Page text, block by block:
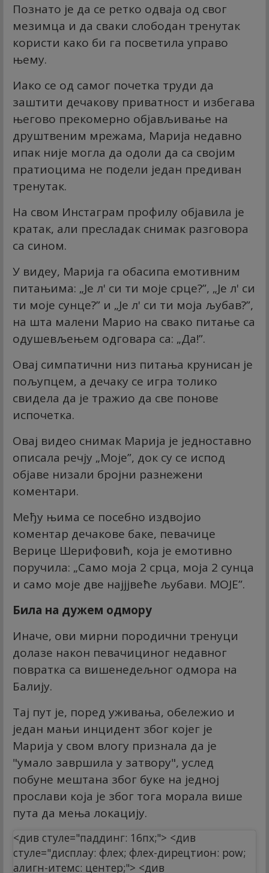
Познато је да се ретко одваја од свог
мезимца и да сваки слободан тренутак
користи како би га посветила управо
њему.
Иако се од самог почетка труди да
заштити дечакову приватност и избегава
његово прекомерно објављивање на
друштвеним мрежама, Марија недавно
ипак није могла да одоли да са својим
пратиоцима не подели један предиван
тренутак.
На свом Инстаграм профилу објавила је
кратак, али пресладак снимак разговора
са сином.
У видеу, Марија га обасипа емотивним
питањима: „Је л' си ти моје срце?”, „Је л' си
ти моје сунце?” и „Је л' си ти моја љубав?”,
на шта малени Марио на свако питање са
одушевљењем одговара са: „Да!”.
Овај симпатични низ питања крунисан је
пољупцем, а дечаку се игра толико
свидела да је тражио да све понове
испочетка.
Овај видео снимак Марија је једноставно
описала речју „Моје”, док су се испод
објаве низали бројни разнежени
коментари.
Међу њима се посебно издвојио
коментар дечакове баке, певачице
Верице Шерифовић, која је емотивно
поручила: „Само моја 2 срца, моја 2 сунца
и само моје две најјјвеће љубави. МОЈЕ”.
Била на дужем одмору
Иначе, ови мирни породични тренуци
долазе након певачициног недавног
повратка са вишенедељног одмора на
Балију.
Тај пут је, поред уживања, обележио и
један мањи инцидент због којег је
Марија у свом влогу признала да је
"умало завршила у затвору", услед
побуне мештана због буке на једној
прослави која је због тога морала више
пута да мења локацију.
<див стyле="паддинг: 16пx;"> <див
стyле="дисплаy: флеx; флеx-дирецтион: роw;
алигн-итемс: центер;"> <див